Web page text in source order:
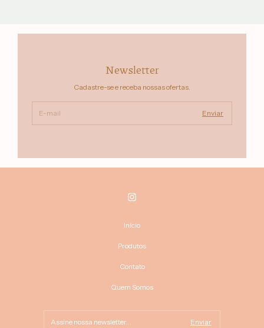
Newsletter
Cadastre-se e receba nossas ofertas.
Início
Produtos
Contato
Quem Somos